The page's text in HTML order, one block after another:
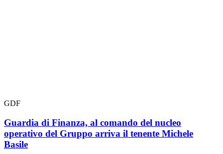
GDF
Guardia di Finanza, al comando del nucleo
operativo del Gruppo arriva il tenente Michele
Basile